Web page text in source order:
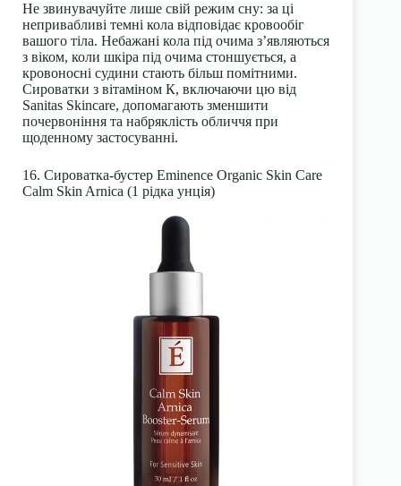
Не звинувачуйте лише свій режим сну: за ці
непривабливі темні кола відповідає кровообіг
вашого тіла. Небажані кола під очима з’являються
з віком, коли шкіра під очима стоншується, а
кровоносні судини стають більш помітними.
Сироватки з вітаміном К, включаючи цю від
Sanitas Skincare, допомагають зменшити
почервоніння та набряклість обличчя при
щоденному застосуванні.
16. Сироватка-бустер Eminence Organic Skin Care
Calm Skin Arnica (1 рідка унція)